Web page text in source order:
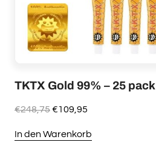
TKTX Gold 99% – 25 pack
€248,75Ursprünglicher
war:
€109,95
ist:
In den Warenkorb